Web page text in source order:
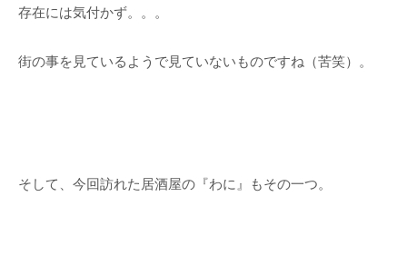
存在には気付かず。。。
街の事を見ているようで見ていないものですね（苦笑）。
そして、今回訪れた居酒屋の『わに』もその一つ。